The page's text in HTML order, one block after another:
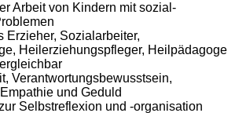
Arbeit von Kindern mit sozial-
Erzieher, Sozialarbeiter,
Heilerziehungspfleger, Heilpädagoge
Verantwortungsbewusstsein,
und Geduld
Selbstreflexion und -organisation